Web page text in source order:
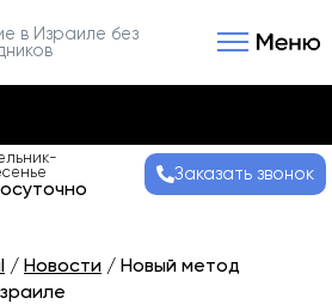
в Израиле без
Заказать звонок
/ Новости / Новый метод